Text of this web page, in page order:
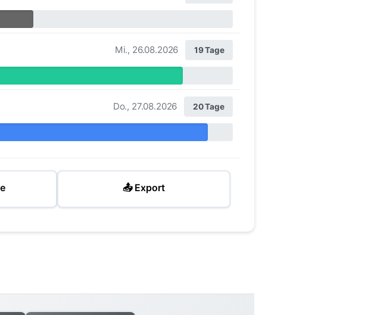
Mi., 26.08.2026 19 Tage
Do., 27.08.2026 20 Tage
📤 Export